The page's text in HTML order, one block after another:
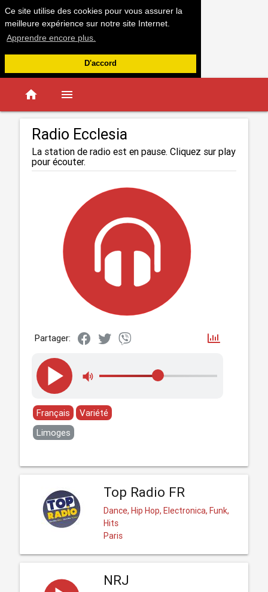
Ce site utilise des cookies pour vous assurer la
meilleure expérience sur notre site Internet.
Apprendre encore plus.
D'accord
home menu
Radio Ecclesia
La station de radio est en pause. Cliquez sur play
pour écouter.
Partager:
Français
Variété
Limoges
Top Radio FR
Dance, Hip Hop, Electronica, Funk,
Hits
Paris
NRJ